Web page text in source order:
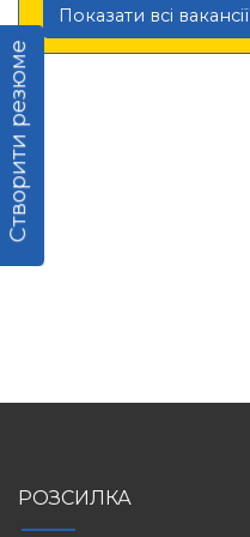
Створити резюме
Показати всі вакансії
РОЗСИЛКА